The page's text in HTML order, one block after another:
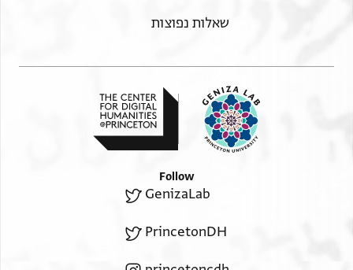
שאלות נפוצות
Follow
GenizaLab
PrincetonDH